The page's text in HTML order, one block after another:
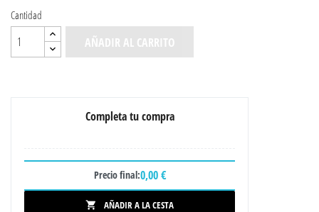
Cantidad
AÑADIR AL CARRITO
Completa tu compra
Precio final:0,00 €
 AÑADIR A LA CESTA